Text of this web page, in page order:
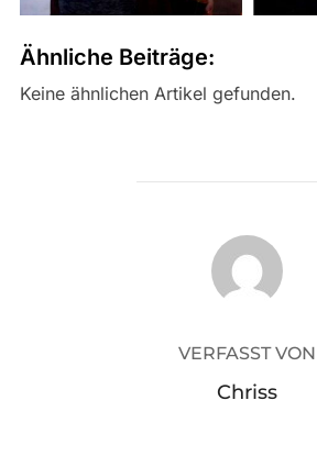
Ähnliche Beiträge:
Keine ähnlichen Artikel gefunden.
BEITRAGSAUTOR
VERFASST VON
Chriss